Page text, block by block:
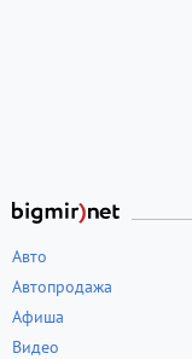
Авто
Автопродажа
Афиша
Видео